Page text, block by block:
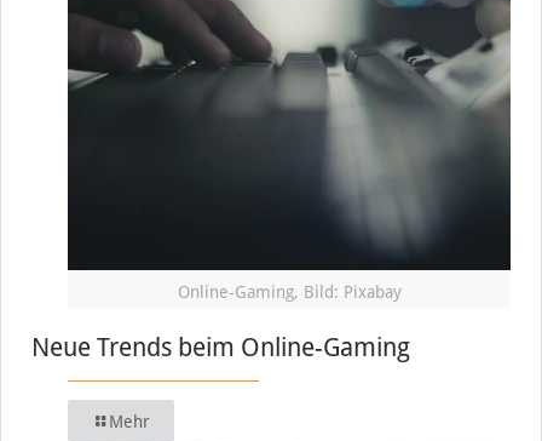
Online-Gaming, Bild: Pixabay
Neue Trends beim Online-Gaming
Mehr